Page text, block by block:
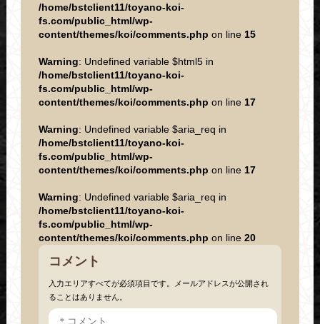
/home/bstclient11/toyano-koi-
fs.com/public_html/wp-
content/themes/koi/comments.php on line 15
Warning: Undefined variable $html5 in
/home/bstclient11/toyano-koi-
fs.com/public_html/wp-
content/themes/koi/comments.php on line 17
Warning: Undefined variable $aria_req in
/home/bstclient11/toyano-koi-
fs.com/public_html/wp-
content/themes/koi/comments.php on line 17
Warning: Undefined variable $aria_req in
/home/bstclient11/toyano-koi-
fs.com/public_html/wp-
content/themes/koi/comments.php on line 20
コメント
入力エリアすべてが必須項目です。メールアドレスが公開され
ることはありません。